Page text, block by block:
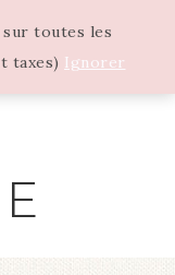
toutes les
taxes) Ignorer